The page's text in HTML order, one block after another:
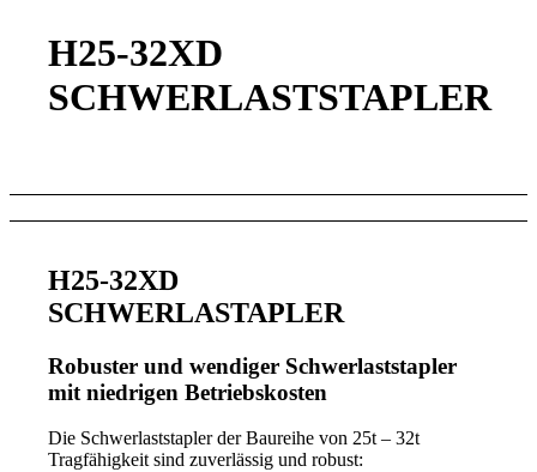
H25-32XD
SCHWERLASTSTAPLER
H25-32XD
SCHWERLASTAPLER
Robuster und wendiger Schwerlaststapler
mit niedrigen Betriebskosten
Die Schwerlaststapler der Baureihe von 25t – 32t
Tragfähigkeit sind zuverlässig und robust: